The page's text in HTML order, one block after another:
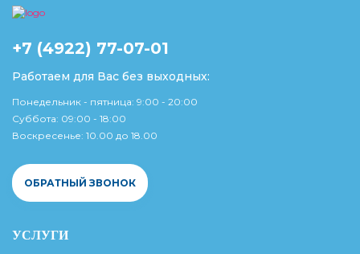
+7 (4922) 77-07-01
Работаем для Вас без выходных:
Понедельник - пятница: 9:00 - 20:00
Суббота: 09:00 - 18:00
Воскресенье: 10.00 до 18.00
ОБРАТНЫЙ ЗВОНОК
УСЛУГИ